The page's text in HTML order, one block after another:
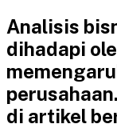
Analisis
dihadapi
di artikel